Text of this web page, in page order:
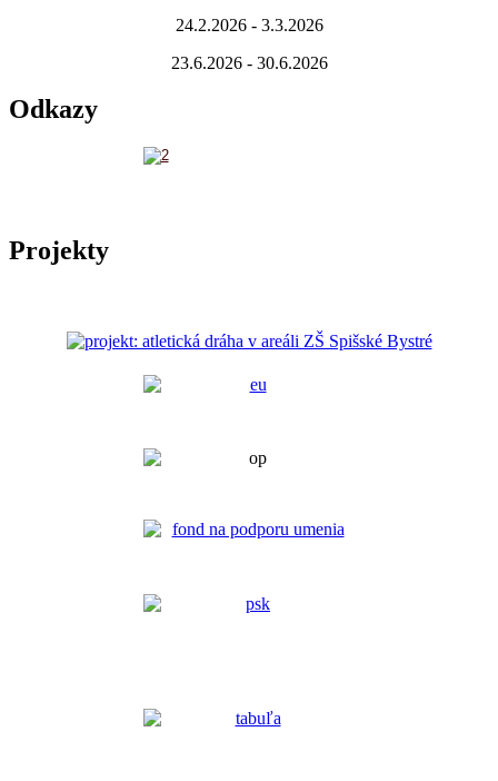
24.2.2026 - 3.3.2026
23.6.2026 - 30.6.2026
Odkazy
Projekty